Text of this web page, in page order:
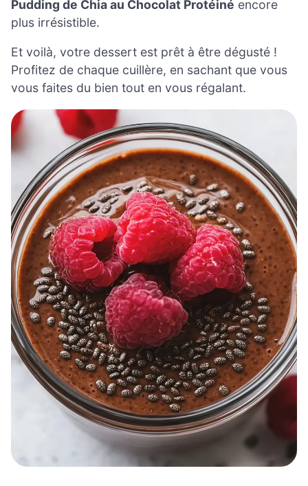
Pudding de Chia au Chocolat Protéiné encore
plus irrésistible.
Et voilà, votre dessert est prêt à être dégusté !
Profitez de chaque cuillère, en sachant que vous
vous faites du bien tout en vous régalant.